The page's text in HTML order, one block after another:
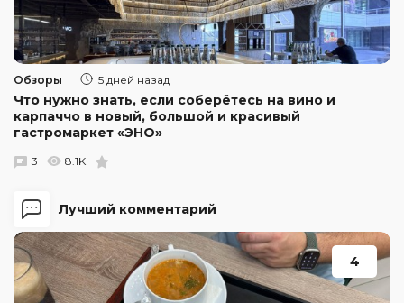
Лучший комментарий
4
Обзоры 5 дней назад
Что нужно знать, если соберётесь на вино и
карпаччо в новый, большой и красивый
гастромаркет «ЭНО»
3 8.1K